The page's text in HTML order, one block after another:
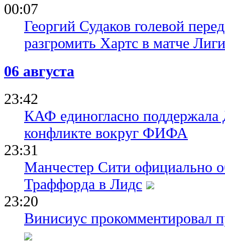
00:07
Георгий Судаков голевой
разгромить Хартс в матче
06 августа
23:42
КАФ единогласно
конфликте вокруг ФИФА
23:31
Манчестер Сити официально
Траффорда в Лидс
23:20
Винисиус прокомментировал